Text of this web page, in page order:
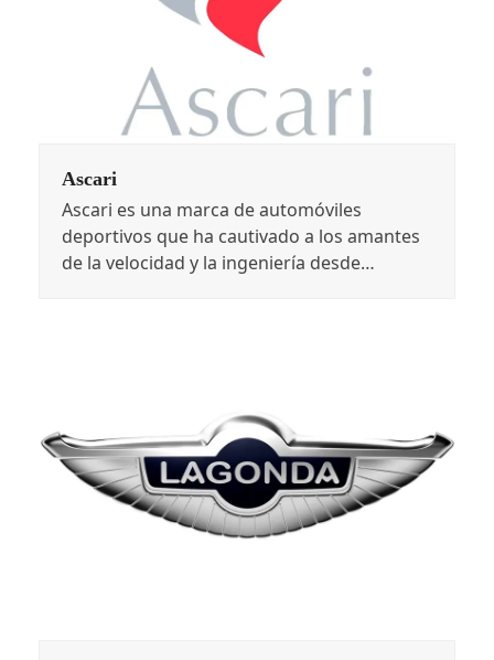
Ascari
Ascari es una marca de automóviles
deportivos que ha cautivado a los amantes
de la velocidad y la ingeniería desde…